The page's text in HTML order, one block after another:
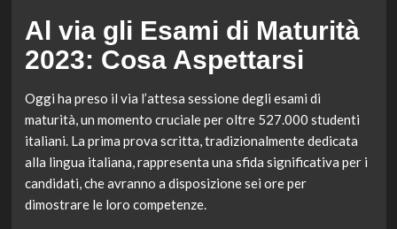
Al via gli Esami di Maturità
2023: Cosa Aspettarsi
Oggi ha preso il via l’attesa sessione degli esami di
maturità, un momento cruciale per oltre 527.000 studenti
italiani. La prima prova scritta, tradizionalmente dedicata
alla lingua italiana, rappresenta una sfida significativa per i
candidati, che avranno a disposizione sei ore per
dimostrare le loro competenze.